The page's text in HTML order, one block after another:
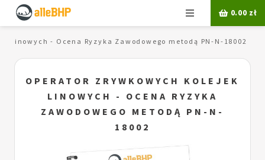
Menu 0.00 zł
linowych - Ocena Ryzyka Zawodowego metodą PN-N-18002
OPERATOR ZRYWKOWYCH KOLEJEK
LINOWYCH - OCENA RYZYKA
ZAWODOWEGO METODĄ PN-N-
18002